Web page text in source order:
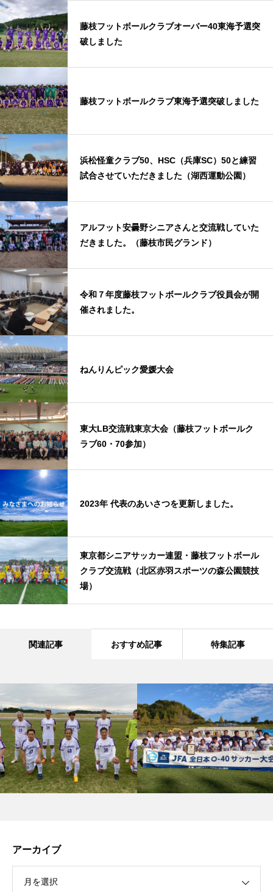
藤枝フットボールクラブオーバー40東海予選突
破しました
藤枝フットボールクラブ東海予選突破しました
浜松怪童クラブ50、HSC（兵庫SC）50と練習
試合させていただきました（湖西運動公園）
アルフット安曇野シニアさんと交流戦していた
だきました。（藤枝市民グランド）
令和７年度藤枝フットボールクラブ役員会が開
催されました。
ねんりんピック愛媛大会
東大LB交流戦東京大会（藤枝フットボールク
ラブ60・70参加）
2023年 代表のあいさつを更新しました。
東京都シニアサッカー連盟・藤枝フットボール
クラブ交流戦（北区赤羽スポーツの森公園競技
場）
関連記事 おすすめ記事 特集記事
アーカイブ
月を選択